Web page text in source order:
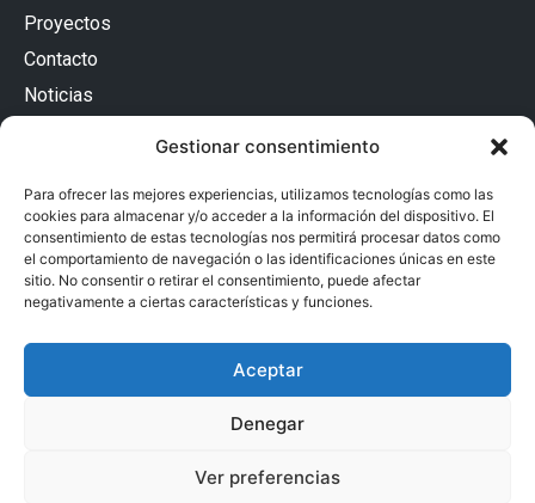
Gestionar consentimiento
Para ofrecer las mejores experiencias, utilizamos tecnologías como las
cookies para almacenar y/o acceder a la información del dispositivo. El
consentimiento de estas tecnologías nos permitirá procesar datos como
el comportamiento de navegación o las identificaciones únicas en este
sitio. No consentir o retirar el consentimiento, puede afectar
negativamente a ciertas características y funciones.
Aceptar
Denegar
Ver preferencias
Proyectos
Contacto
Noticias
Passatge Batlló 12, Baixos Esquerra
93 240 54 32
adm@proarquitectura.com
Privacidad
Accesibilidad
Declaración de Privacidad
© 2026 Todos los derechos reservados